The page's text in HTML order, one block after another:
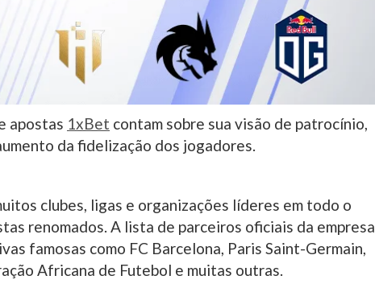
apostas 1xBet contam sobre sua visão de patrocínio,
da fidelização dos jogadores.
clubes, ligas e organizações líderes em todo o
renomados. A lista de parceiros oficiais da empresa
famosas como FC Barcelona, ​​Paris Saint-Germain,
Africana de Futebol e muitas outras.